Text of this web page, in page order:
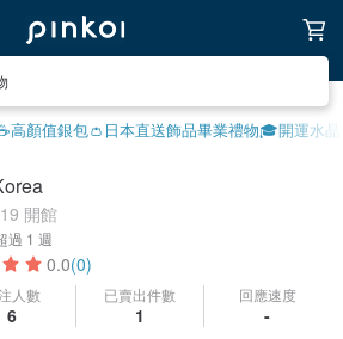
高顏值銀包👛 日本直送飾品畢業禮物🎓開運水
開館
過 1 週
0.0(0)
人數
6
已賣出件數
1
回應速度
-